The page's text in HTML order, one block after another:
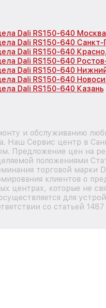
Dali RS150-640 Москва
Dali RS150-640
Dali RS150-640
Dali RS150-640
Dali RS150-640
Dali RS150-640
Dali RS150-640 Казань
и обслуживанию
Наш Сервис центр в
Предложение цен на
положениями
торговой марки
клиентов о
центрах, которые не
для
со статьей